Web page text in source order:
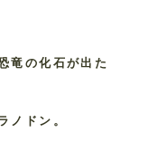
竜の化石が出た
ノドン。